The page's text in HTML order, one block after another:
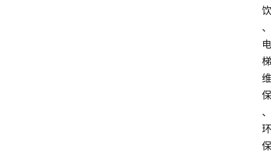
饮
、
电
梯
维
保
、
环
保